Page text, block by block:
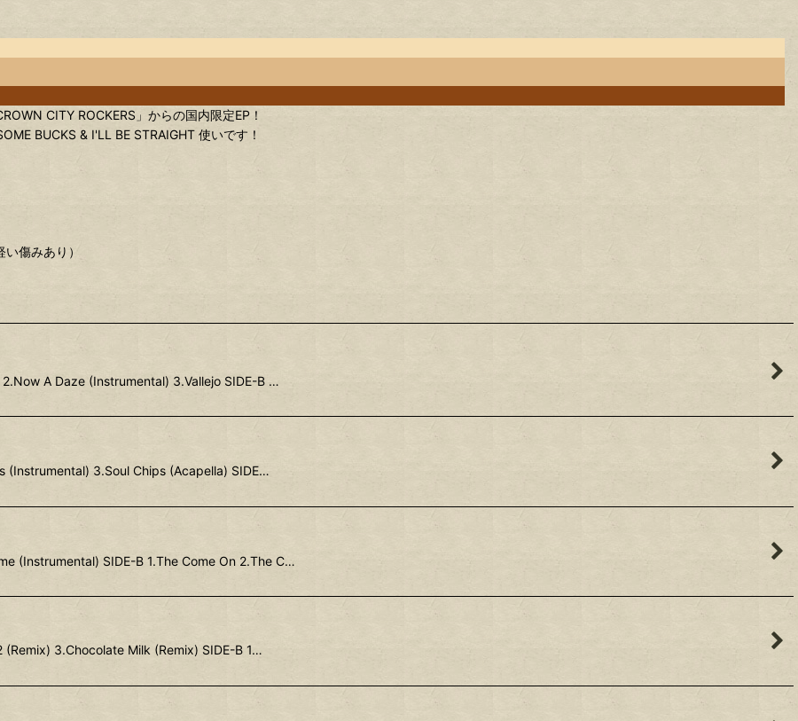
CITY ROCKERS」からの国内限定EP！
BUCKS & I'LL BE STRAIGHT 使いです！
傷みあり）
A Daze (Instrumental) 3.Vallejo SIDE-B …
(Instrumental) 3.Soul Chips (Acapella) SIDE…
(Instrumental) SIDE-B 1.The Come On 2.The C…
(Remix) 3.Chocolate Milk (Remix) SIDE-B 1…